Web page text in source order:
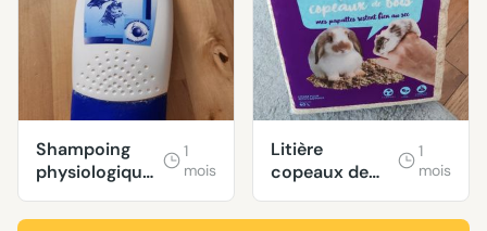
Shampoing
physiologique
Vétérinaire
pour chat et c
1
mois
Litière
copeaux de
bois
1
mois